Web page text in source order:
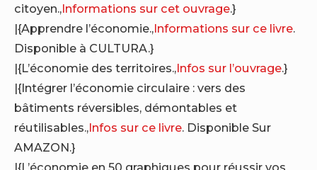
citoyen.,Informations sur cet ouvrage.}
|{Apprendre l’économie.,Informations sur ce livre.
Disponible à CULTURA.}
|{L’économie des territoires.,Infos sur l’ouvrage.}
|{Intégrer l’économie circulaire : vers des
bâtiments réversibles, démontables et
réutilisables.,Infos sur ce livre. Disponible Sur
AMAZON.}
|{L’économie en 50 graphiques pour réussir vos